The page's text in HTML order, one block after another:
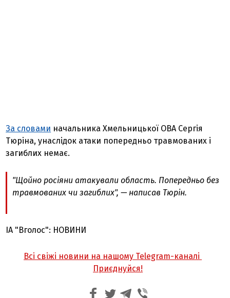
За словами начальника Хмельницької ОВА Сергія
Тюріна, унаслідок атаки попередньо травмованих і
загиблих немає.
"Щойно росіяни атакували область. Попередньо без
травмованих чи загиблих", — написав Тюрін.
ІА "Вголос": НОВИНИ
Всі свіжі новини на нашому Telegram-каналі
Приєднуйся!